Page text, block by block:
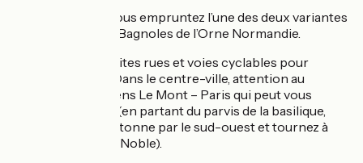
Sur cette étape, vous empruntez l’une des deux variantes
entre Alençon et Bagnoles de l’Orne Normandie.
Empruntez de petites rues et voies cyclables pour
quitter Alençon. Dans le centre-ville, attention au
balisage dans le sens Le Mont – Paris qui peut vous
induire en erreur (en partant du parvis de la basilique,
quittez la zone piétonne par le sud-ouest et tournez à
gauche rue du Val Noble).